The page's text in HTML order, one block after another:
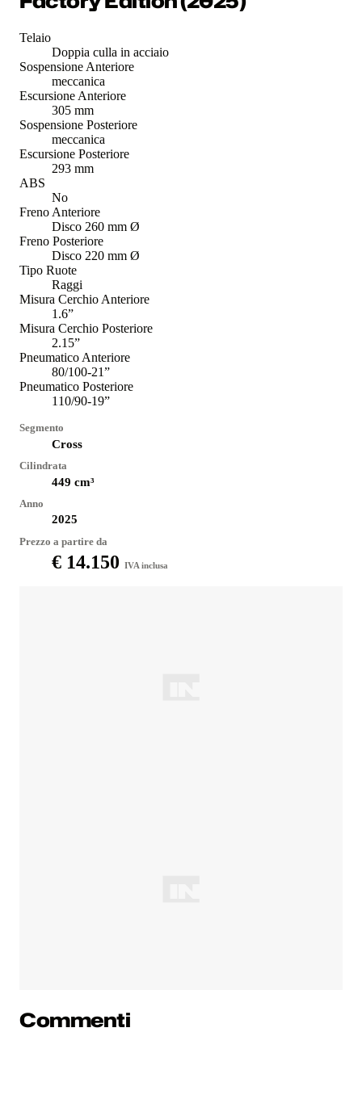
Telaio
Doppia culla in acciaio
Sospensione Anteriore
meccanica
Escursione Anteriore
305 mm
Sospensione Posteriore
meccanica
Escursione Posteriore
293 mm
ABS
No
Freno Anteriore
Disco 260 mm Ø
Freno Posteriore
Disco 220 mm Ø
Tipo Ruote
Raggi
Misura Cerchio Anteriore
1.6”
Misura Cerchio Posteriore
2.15”
Pneumatico Anteriore
80/100-21”
Pneumatico Posteriore
110/90-19”
Segmento
Cross
Cilindrata
449 cm³
Anno
2025
Prezzo a partire da
€ 14.150 IVA inclusa
Commenti